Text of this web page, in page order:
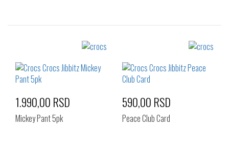
Izaberi željeni broj: Izaberi željeni broj:
1.990,00 RSD
Mickey Pant 5pk
590,00 RSD
Peace Club Card